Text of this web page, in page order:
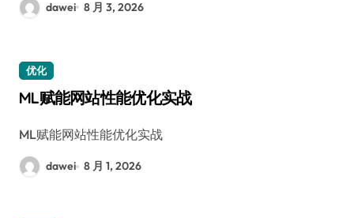
dawei 8 月 3, 2026
优化
ML赋能网站性能优化实战
ML赋能网站性能优化实战
dawei 8 月 1, 2026